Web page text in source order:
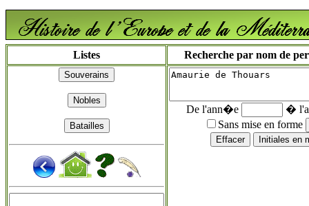
Listes Recherche par nom de
De l'ann�e
�
Sans mise en forme